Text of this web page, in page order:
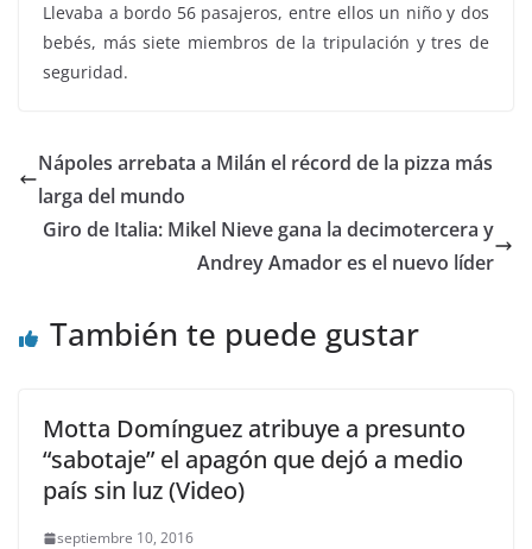
Llevaba a bordo 56 pasajeros, entre ellos un niño y dos
bebés, más siete miembros de la tripulación y tres de
seguridad.
Nápoles arrebata a Milán el récord de la pizza más
larga del mundo
Giro de Italia: Mikel Nieve gana la decimotercera y
Andrey Amador es el nuevo líder
También te puede gustar
Motta Domínguez atribuye a presunto
“sabotaje” el apagón que dejó a medio
país sin luz (Video)
septiembre 10, 2016